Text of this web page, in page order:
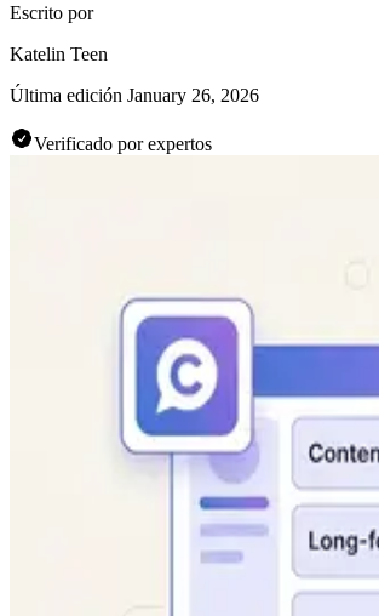
Escrito por
Katelin Teen
Última edición January 26, 2026
Verificado por expertos